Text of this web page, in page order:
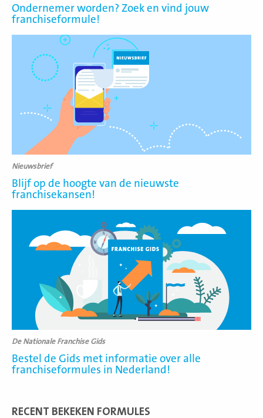
Ondernemer worden? Zoek en vind jouw
franchiseformule!
Nieuwsbrief
Blijf op de hoogte van de nieuwste
franchisekansen!
De Nationale Franchise Gids
Bestel de Gids met informatie over alle
franchiseformules in Nederland!
RECENT BEKEKEN FORMULES